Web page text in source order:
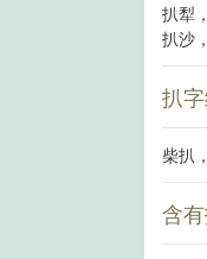
扒犁
扒沙
扒
柴扒
含